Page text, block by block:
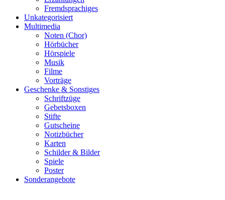
Fremdsprachiges
Unkategorisiert
Multimedia
Noten (Chor)
Hörbücher
Hörspiele
Musik
Filme
Vorträge
Geschenke & Sonstiges
Schriftzüge
Gebetsboxen
Stifte
Gutscheine
Notizbücher
Karten
Schilder & Bilder
Spiele
Poster
Sonderangebote